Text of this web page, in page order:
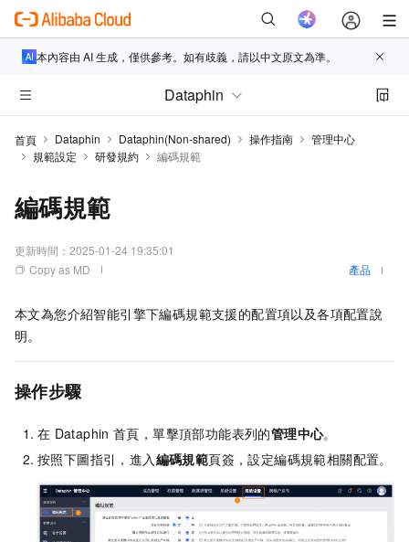
本內容由 AI 生成，僅供參考。如有歧義，請以中文原文為準。
Dataphin
首頁 Dataphin Dataphin(Non-shared) 操作指南
管理中心
規範設定
研發規約 編碼規範
編碼規範
更新時間： 2025-01-24 19:35:01
Copy as MD
產品
本文為您介紹智能引擎下編碼規範支援的配置項以及各項配置說
明。
操作步驟
在 Dataphin 首頁，單擊頂部功能表列的管理中心。
按照下圖指引，進入編碼規範頁簽，設定編碼規範相關配置。